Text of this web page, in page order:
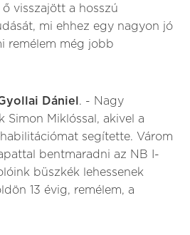
visszajött a hosszú
mi ehhez egy nagyon jó
remélem még jobb
Dániel . - Nagy
Miklóssal, akivel a
segítette. Várom
bentmaradni az NB I-
büszkék lehessenek
13 évig, remélem, a